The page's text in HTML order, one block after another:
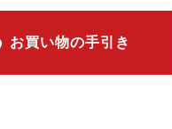
お買い物の手引き